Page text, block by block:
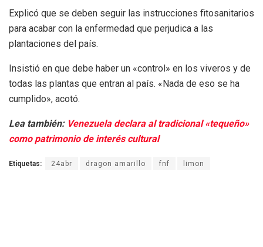
Explicó que se deben seguir las instrucciones fitosanitarios
para acabar con la enfermedad que perjudica a las
plantaciones del país.
Insistió en que debe haber un «control» en los viveros y de
todas las plantas que entran al país. «Nada de eso se ha
cumplido», acotó.
Lea también: Venezuela declara al tradicional «tequeño»
como patrimonio de interés cultural
Etiquetas: 24abr dragon amarillo fnf limon